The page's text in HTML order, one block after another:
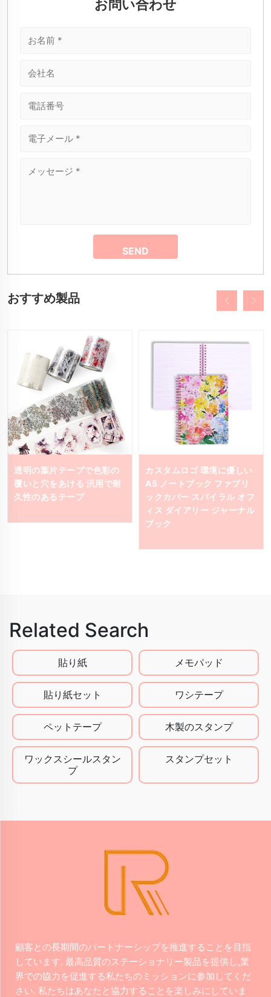
お問い合わせ
おすすめ製品
透明の葉片テープで色彩の
覆いと穴をあける 汎用で耐
久性のあるテープ
カスタムロゴ 環境に優しい
A5 ノートブック ファブリ
ックカバー スパイラル オフ
ィス ダイアリー ジャーナル
ブック
Related Search
貼り紙 メモパッド
貼り紙セット ワシテープ
ペットテープ 木製のスタンプ
ワックスシールスタン
プ
スタンプセット
顧客との長期間のパートナーシップを推進することを目指
しています. 最高品質のステーショナリー製品を提供し,業
界での協力を促進する私たちのミッションに参加してくだ
さい. 私たちはあなたと協力することを楽しみにしていま